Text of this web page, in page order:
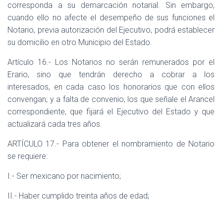
corresponda a su demarcación notarial. Sin embargo,
cuando ello no afecte el desempeño de sus funciones el
Notario, previa autorización del Ejecutivo, podrá establecer
su domicilio en otro Municipio del Estado.
Artículo 16.- Los Notarios no serán remunerados por el
Erario, sino que tendrán derecho a cobrar a los
interesados, en cada caso los honorarios que con ellos
convengan; y a falta de convenio, los que señale el Arancel
correspondiente, que fijará el Ejecutivo del Estado y que
actualizará cada tres años.
ARTÍCULO 17.- Para obtener el nombramiento de Notario
se requiere:
I.- Ser mexicano por nacimiento;
II.- Haber cumplido treinta años de edad;